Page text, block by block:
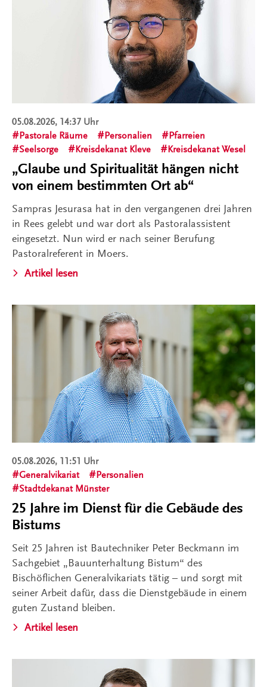
05.08.2026, 14:37 Uhr
Pastorale Räume
Personalien
Pfarreien
Seelsorge
Kreisdekanat Kleve Kreisdekanat Wesel
„Glaube und Spiritualität hängen nicht
von einem bestimmten Ort ab“
Sampras Jesurasa hat in den vergangenen drei Jahren
in Rees gelebt und war dort als Pastoralassistent
eingesetzt. Nun wird er nach seiner Berufung
Pastoralreferent in Moers.
Artikel lesen
05.08.2026, 11:51 Uhr
Generalvikariat
Personalien
Stadtdekanat Münster
25 Jahre im Dienst für die Gebäude des
Bistums
Seit 25 Jahren ist Bautechniker Peter Beckmann im
Sachgebiet „Bauunterhaltung Bistum“ des
Bischöflichen Generalvikariats tätig – und sorgt mit
seiner Arbeit dafür, dass die Dienstgebäude in einem
guten Zustand bleiben.
Artikel lesen